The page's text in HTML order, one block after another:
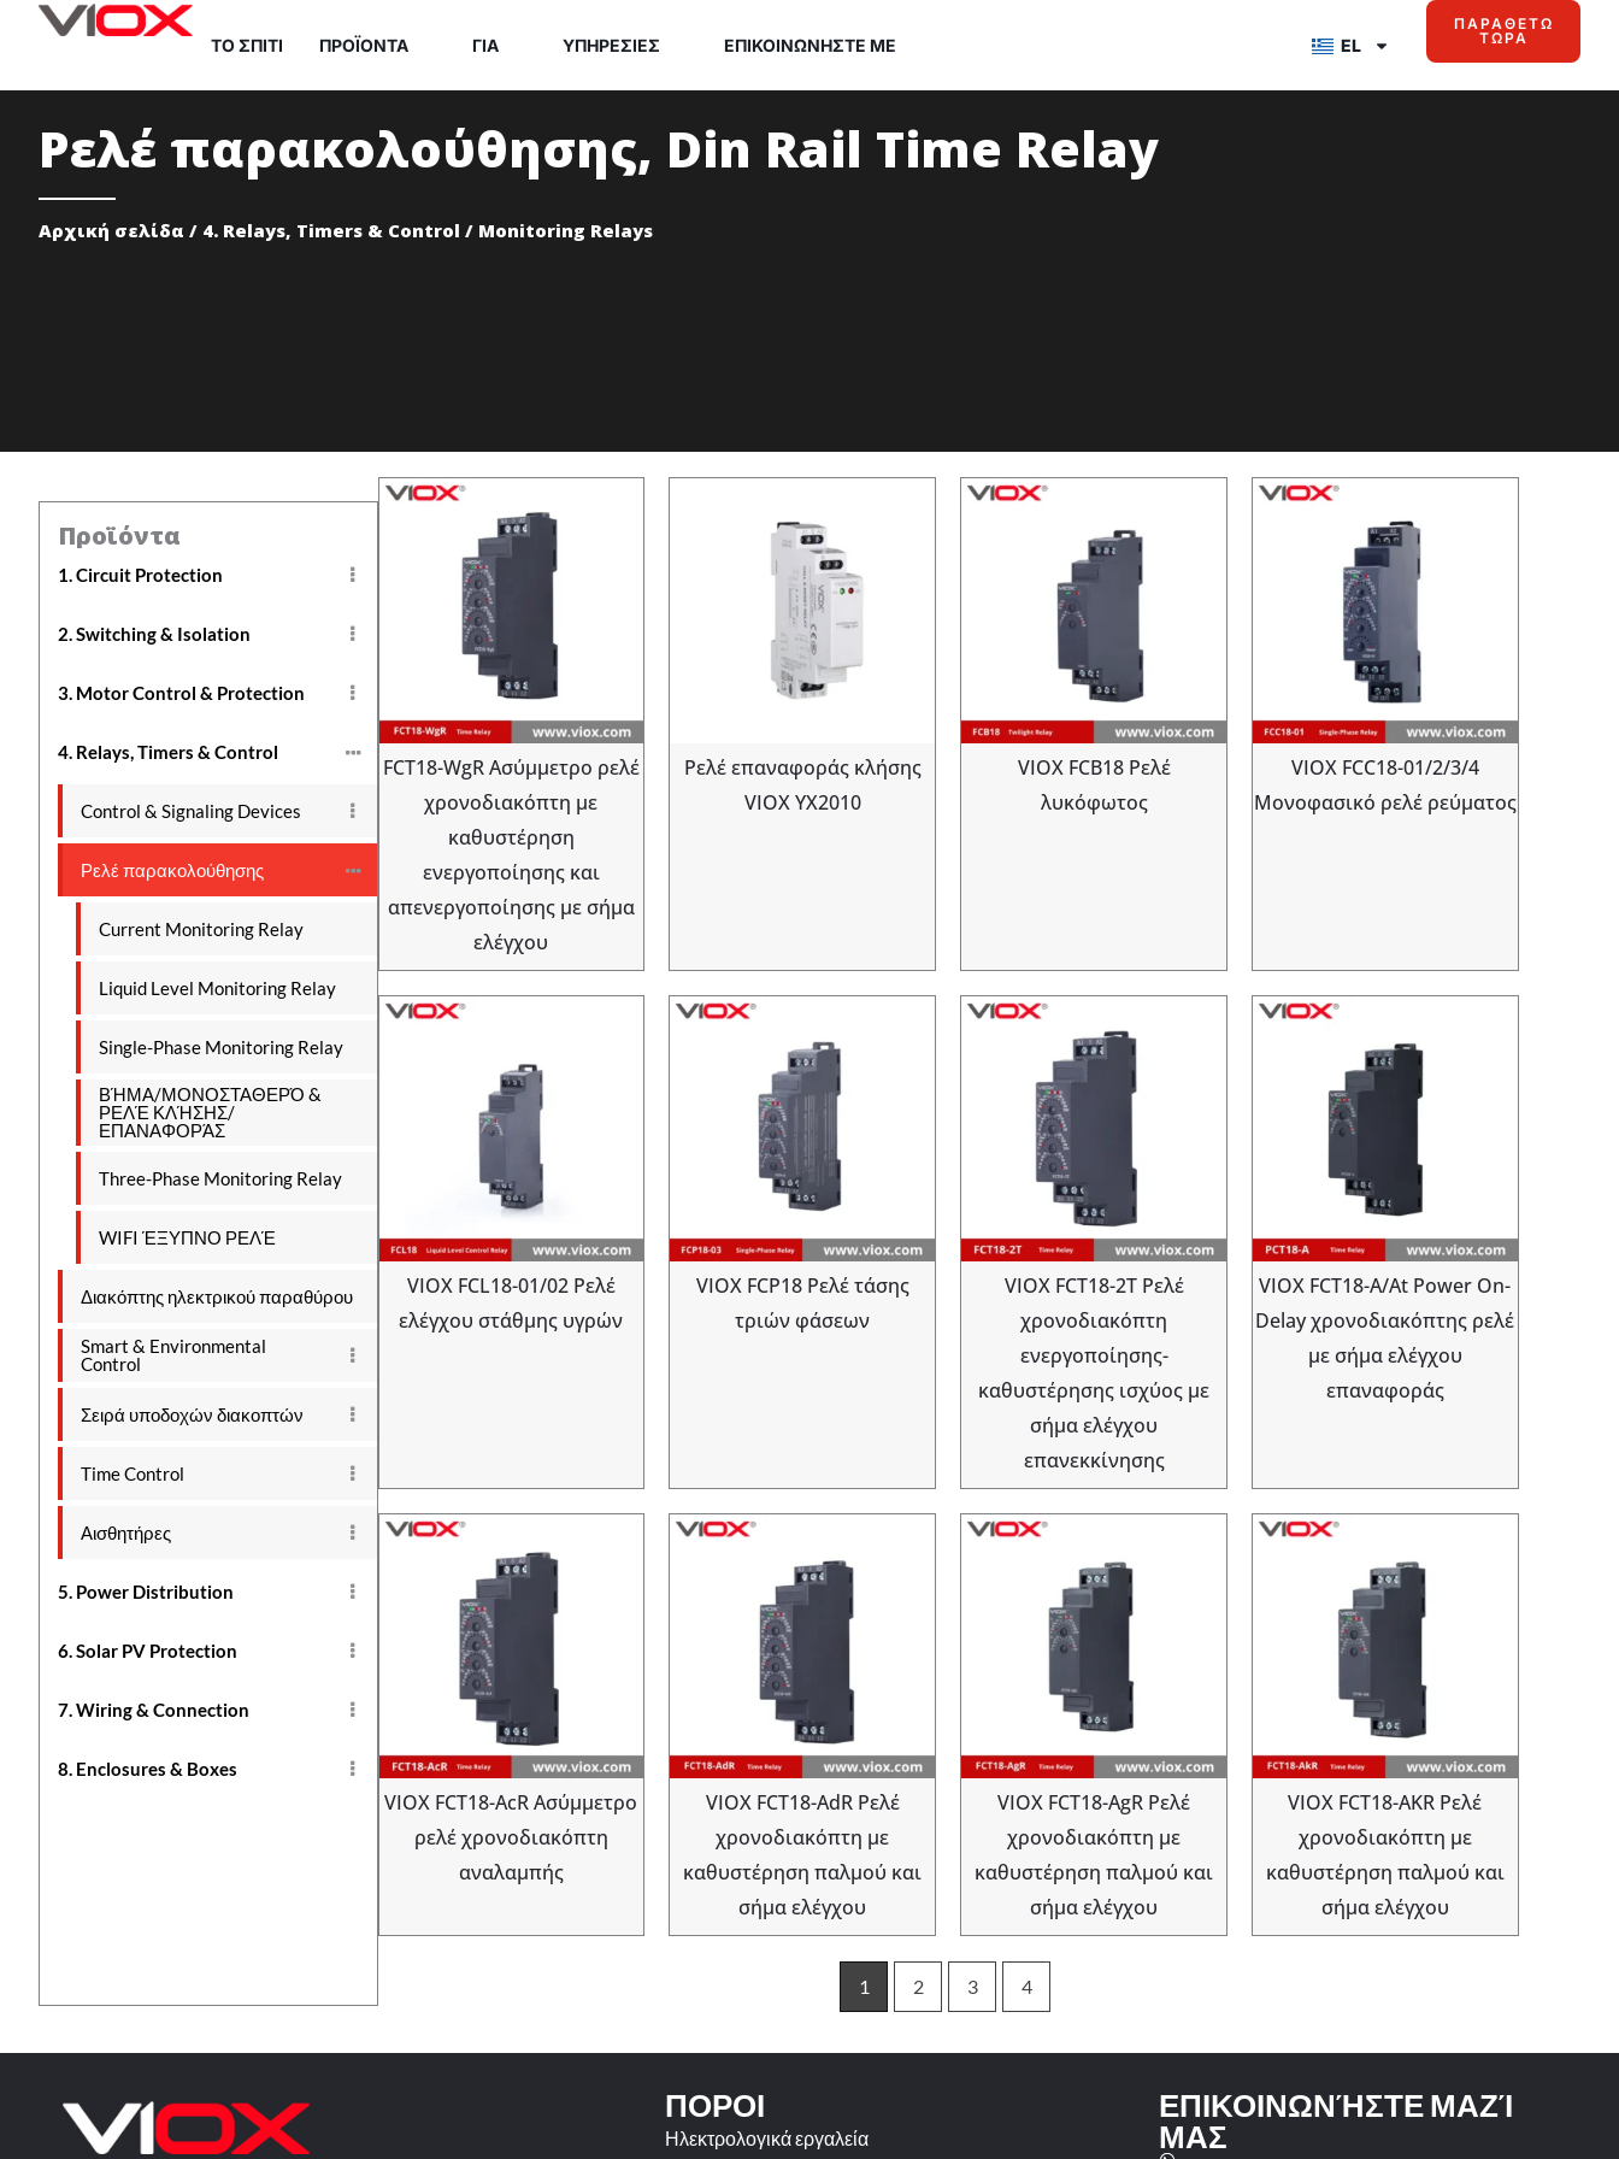
Μετάβαση
περιεχόμενο
ΤΟ ΣΠΊΤΙ ΠΡΟΪΌΝΤΑ ΓΙΑ ΥΠΗΡΕΣΊΕΣ ΕΠΙΚΟΙΝΩΝΉΣΤΕ ΜΕ EL
ΠΑΡΑΘΈΤΩ
ΤΏΡΑ
Ρελέ παρακολούθησης, Din Rail Time Relay
Αρχική σελίδα / 4. Relays, Timers & Control / Monitoring Relays
Προϊόντα
1. Circuit Protection
2. Switching & Isolation
3. Motor Control & Protection
4. Relays, Timers & Control
Control & Signaling Devices
Ρελέ παρακολούθησης
Current Monitoring Relay
Liquid Level Monitoring Relay
Single-Phase Monitoring Relay
ΒΉΜΑ/ΜΟΝΟΣΤΑΘΕΡΌ &
ΡΕΛΈ ΚΛΉΣΗΣ/
ΕΠΑΝΑΦΟΡΆΣ
Three-Phase Monitoring Relay
WIFI ΈΞΥΠΝΟ ΡΕΛΈ
Διακόπτης ηλεκτρικού παραθύρου
Smart & Environmental
Control
Σειρά υποδοχών διακοπτών
Time Control
Αισθητήρες
5. Power Distribution
6. Solar PV Protection
7. Wiring & Connection
8. Enclosures & Boxes
FCT18-WgR Ασύμμετρο ρελέ
χρονοδιακόπτη με
καθυστέρηση
ενεργοποίησης και
απενεργοποίησης με σήμα
ελέγχου
Ρελέ επαναφοράς κλήσης
VIOX YX2010
VIOX FCB18 Ρελέ
λυκόφωτος
VIOX FCC18-01/2/3/4
Μονοφασικό ρελέ ρεύματος
VIOX FCL18-01/02 Ρελέ
ελέγχου στάθμης υγρών
VIOX FCP18 Ρελέ τάσης
τριών φάσεων
VIOX FCT18-2T Ρελέ
χρονοδιακόπτη
ενεργοποίησης-
καθυστέρησης ισχύος με
σήμα ελέγχου
επανεκκίνησης
VIOX FCT18-A/At Power On-
Delay χρονοδιακόπτης ρελέ
με σήμα ελέγχου
επαναφοράς
VIOX FCT18-AcR Ασύμμετρο
ρελέ χρονοδιακόπτη
αναλαμπής
VIOX FCT18-AdR Ρελέ
χρονοδιακόπτη με
καθυστέρηση παλμού και
σήμα ελέγχου
VIOX FCT18-AgR Ρελέ
χρονοδιακόπτη με
καθυστέρηση παλμού και
σήμα ελέγχου
VIOX FCT18-AKR Ρελέ
χρονοδιακόπτη με
καθυστέρηση παλμού και
σήμα ελέγχου
1 2 3 4
ΠΌΡΟΙ
Ηλεκτρολογικά εργαλεία
ΕΠΙΚΟΙΝΩΝΉΣΤΕ ΜΑΖΊ
ΜΑΣ